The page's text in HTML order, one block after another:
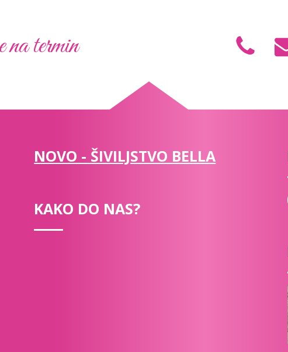
termin
NOVO - ŠIVILJSTVO BELLA
KAKO DO NAS?